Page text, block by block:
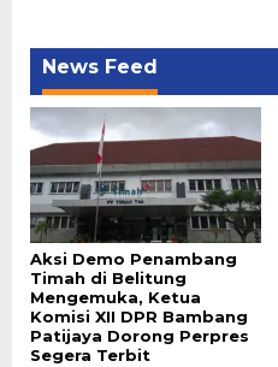
News Feed
Aksi Demo Penambang
Timah di Belitung
Mengemuka, Ketua
Komisi XII DPR Bambang
Patijaya Dorong Perpres
Segera Terbit